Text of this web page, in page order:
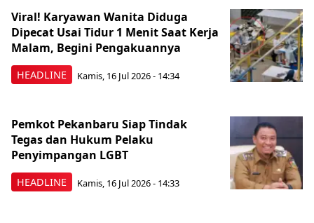
HEADLINE
Viral! Karyawan Wanita Diduga
Dipecat Usai Tidur 1 Menit Saat Kerja
Malam, Begini Pengakuannya
Kamis, 16 Jul 2026 - 14:34
HEADLINE
Pemkot Pekanbaru Siap Tindak
Tegas dan Hukum Pelaku
Penyimpangan LGBT
Kamis, 16 Jul 2026 - 14:33